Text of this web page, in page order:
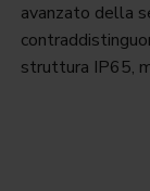
avanzato della
struttura IP65,